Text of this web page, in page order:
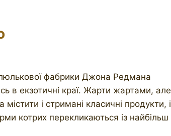
фабрики Джона Редмана
в екзотичні краї. Жарти жартами, але
і стримані класичні продукти, і
котрих перекликаються із найбільш